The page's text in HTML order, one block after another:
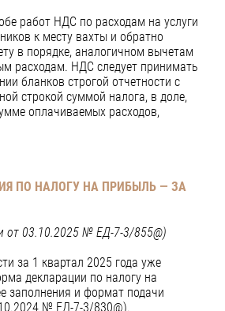
работ НДС по расходам на услуги
к месту вахты и обратно
в порядке, аналогичном вычетам
расходам. НДС следует принимать
бланков строгой отчетности с
строкой суммой налога, в доле,
оплачиваемых расходов,
ПО НАЛОГУ НА ПРИБЫЛЬ — ЗА
от 03.10.2025 № ЕД-7-3/855@)
за 1 квартал 2025 года уже
декларации по налогу на
заполнения и формат подачи
№ ЕД-7-3/830@).